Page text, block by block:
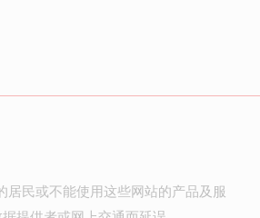
居民或不能使用这些网站的产品及服